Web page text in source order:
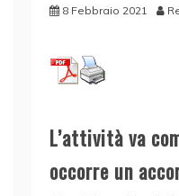
8 Febbraio 2021
L’attività va
occorre un